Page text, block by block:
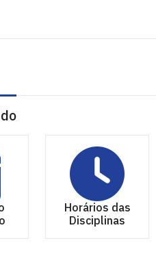
Horários das
Disciplinas